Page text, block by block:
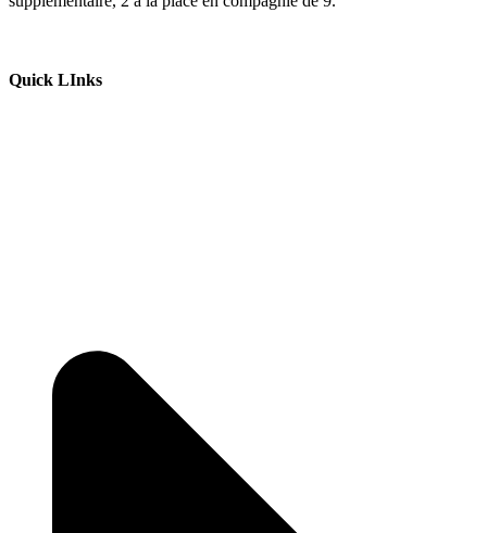
Quick LInks